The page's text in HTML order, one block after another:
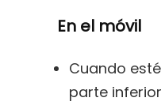
En el móvil
Cuando
parte